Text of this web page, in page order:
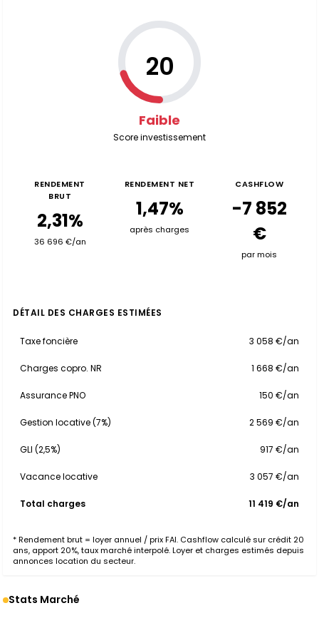
20
Faible
Score investissement
RENDEMENT
BRUT
2,31%
36 696 €/an
RENDEMENT NET
1,47%
après charges
CASHFLOW
-7 852
€
par mois
DÉTAIL DES CHARGES ESTIMÉES
Taxe foncière 3 058 €/an
Charges copro. NR 1 668 €/an
Assurance PNO 150 €/an
Gestion locative (7%) 2 569 €/an
GLI (2,5%) 917 €/an
Vacance locative 3 057 €/an
Total charges 11 419 €/an
* Rendement brut = loyer annuel / prix FAI. Cashflow calculé sur crédit 20
ans, apport 20%, taux marché interpolé. Loyer et charges estimés depuis
annonces location du secteur.
Stats Marché